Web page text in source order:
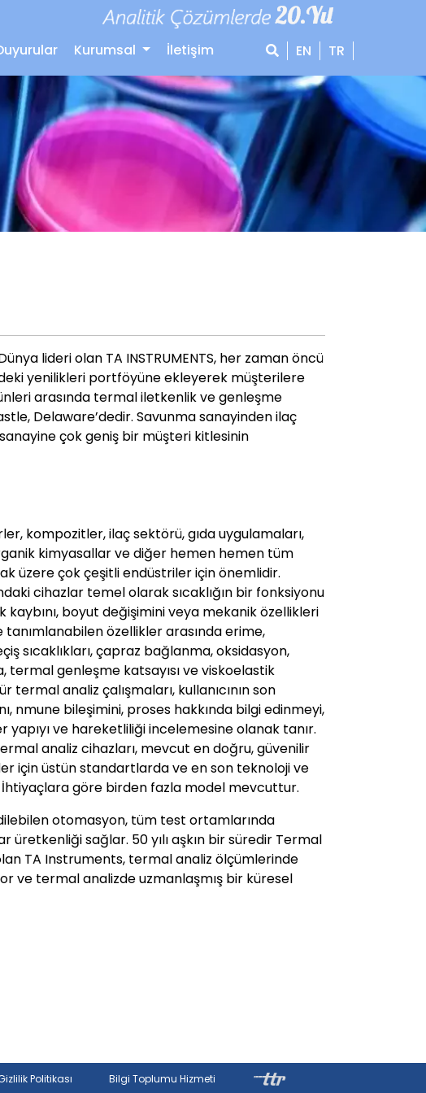
Yazılım Sarf Malzemeleri
Eğitim Uygulama
Kurumsal İletişim EN TR
lideri olan TA INSTRUMENTS, her zaman öncü
yenilikleri portföyüne ekleyerek müşterilere
arasında termal iletkenlik ve genleşme
Delaware’dedir. Savunma sanayinden ilaç
çok geniş bir müşteri kitlesinin
kompozitler, ilaç sektörü, gıda uygulamaları,
kimyasallar ve diğer hemen hemen tüm
üzere çok çeşitli endüstriler için önemlidir.
cihazlar temel olarak sıcaklığın bir fonksiyonu
kaybını, boyut değişimini veya mekanik özellikleri
tanımlanabilen özellikler arasında erime,
sıcaklıkları, çapraz bağlanma, oksidasyon,
termal genleşme katsayısı ve viskoelastik
termal analiz çalışmaları, kullanıcının son
nmune bileşimini, proses hakkında bilgi edinmeyi,
ve hareketliliği incelemesine olanak tanır.
analiz cihazları, mevcut en doğru, güvenilir
için üstün standartlarda ve en son teknoloji ve
göre birden fazla model mevcuttur.
otomasyon, tüm test ortamlarında
üretkenliği sağlar. 50 yılı aşkın bir süredir Termal
TA Instruments, termal analiz ölçümlerinde
ve termal analizde uzmanlaşmış bir küresel
Politikası Bilgi Toplumu Hizmeti